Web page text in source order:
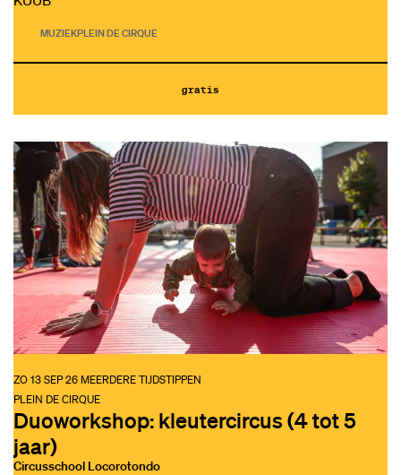
MUZIEKPLEIN DE CIRQUE
gratis
Duoworkshop: kleutercircus (4 tot 5
jaar)
Circusschool Locorotondo
PLEIN DE CIRQUE
ZO 13 SEP 26 MEERDERE TIJDSTIPPEN